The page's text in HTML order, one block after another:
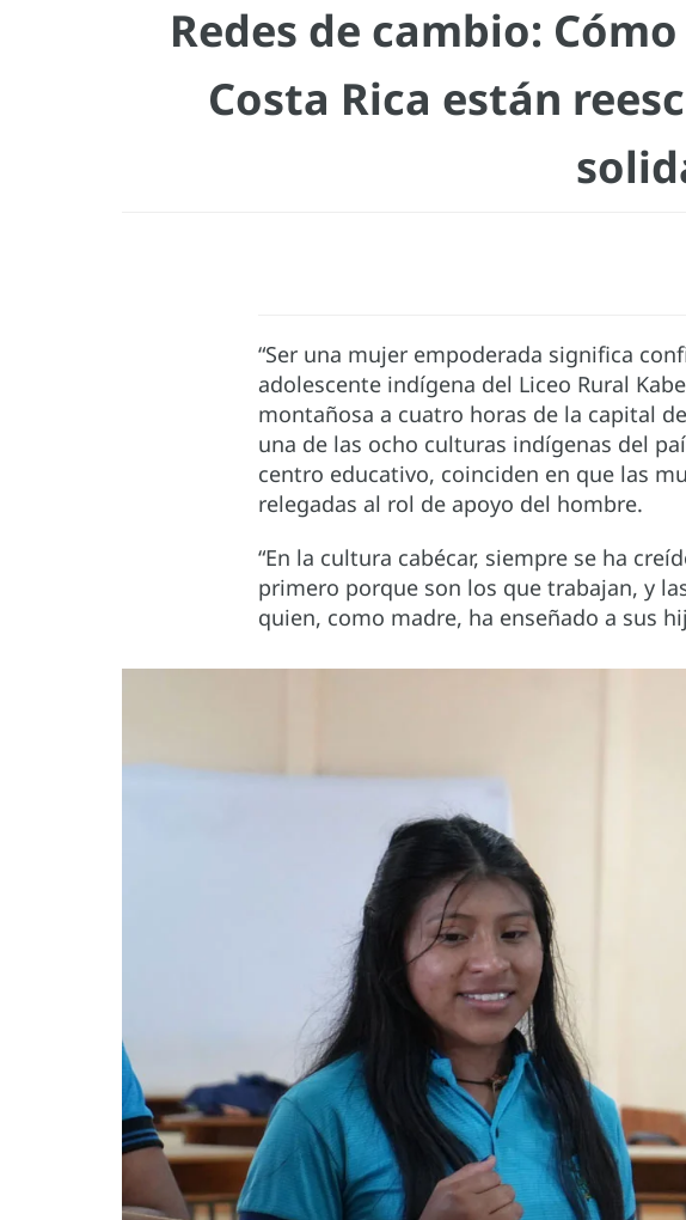
Redes de cambio:
Costa Rica están
“Ser una mujer empoderada significa
adolescente indígena del Liceo Rural
montañosa a cuatro horas de la capital
una de las ocho culturas indígenas del
centro educativo, coinciden en que las
relegadas al rol de apoyo del hombre.
“En la cultura cabécar, siempre se ha
primero porque son los que trabajan, y
quien, como madre, ha enseñado a sus